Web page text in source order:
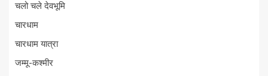
चलो चले देवभूमि
चारधाम
चारधाम यात्रा
जम्मू-कश्मीर